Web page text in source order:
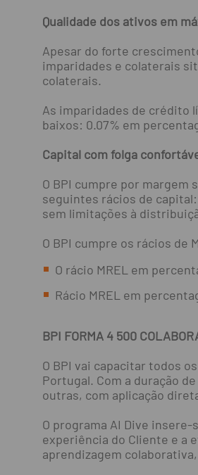
Qualidade dos ativos em
Apesar do forte
imparidades e colaterais
colaterais.
As imparidades de crédito
baixos: 0.07% em
Capital com folga
O BPI cumpre por margem
seguintes rácios de capital:
sem limitações à
O BPI cumpre os rácios de
O rácio MREL em
Rácio MREL em
BPI FORMA 4 500
O BPI vai capacitar todos
Portugal. Com a duração
outras, com aplicação
O programa AI Dive
experiência do Cliente e a
aprendizagem